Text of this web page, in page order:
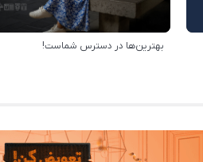
بهترین‌ها در دسترس شماست!